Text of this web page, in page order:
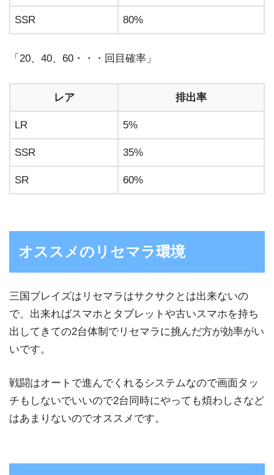
SSR 80%
「20、40、60・・・回目確率」
レア 排出率
LR 5%
SSR 35%
SR 60%
オススメのリセマラ環境
三国ブレイズはリセマラはサクサクとは出来ないの
で、出来ればスマホとタブレットや古いスマホを持ち
出してきての2台体制でリセマラに挑んだ方が効率がい
いです。
戦闘はオートで進んでくれるシステムなので画面タッ
チもしないでいいので2台同時にやっても煩わしさなど
はあまりないのでオススメです。